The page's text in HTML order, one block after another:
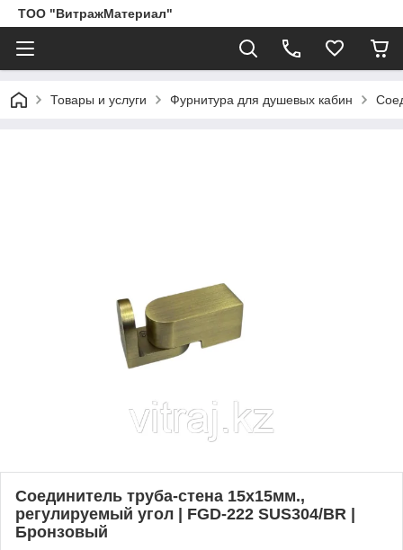
ТОО "ВитражМатериал"
Товары и услуги Фурнитура для душевых кабин
Соединитель труба-стена 15х15мм.,
регулируемый угол | FGD-222 SUS304/BR |
Бронзовый